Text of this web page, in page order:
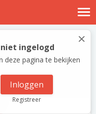
×
niet ingelogd
deze pagina te bekijken
Inloggen
Registreer